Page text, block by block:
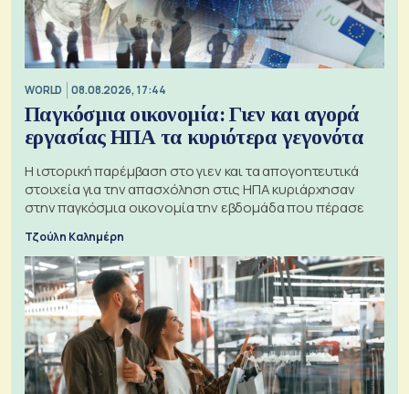
WORLD 08.08.2026, 17:44
Παγκόσμια οικονομία: Γιεν και αγορά
εργασίας ΗΠΑ τα κυριότερα γεγονότα
Η ιστορική παρέμβαση στο γιεν και τα απογοητευτικά
στοιχεία για την απασχόληση στις ΗΠΑ κυριάρχησαν
στην παγκόσμια οικονομία την εβδομάδα που πέρασε
Τζούλη Καλημέρη